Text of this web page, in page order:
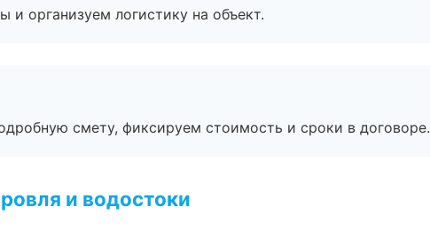
организуем логистику на объект.
смету, фиксируем стоимость и сроки в договоре.
и водостоки